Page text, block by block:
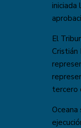
iniciada
El
tercero